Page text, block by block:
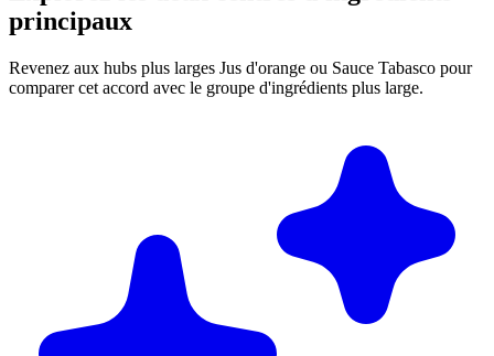
principaux
Revenez aux hubs plus larges Jus d'orange ou Sauce Tabasco pour
comparer cet accord avec le groupe d'ingrédients plus large.